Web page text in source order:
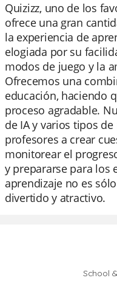
Quizizz, uno de los
ofrece una gran
la experiencia de
elogiada por su
modos de juego y la
Ofrecemos una
educación, haciendo
proceso agradable.
de IA y varios tipos
profesores a crear
monitorear el
y prepararse para los
aprendizaje no es
divertido y atractivo.
School